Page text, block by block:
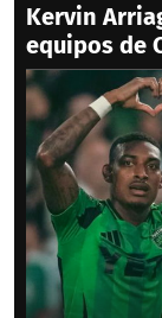
Kervin
equipos de